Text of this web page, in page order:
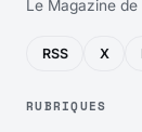
Le Magazine
RSS X
RUBRIQUES